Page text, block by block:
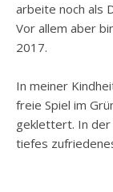
arbeite noch als
Vor allem aber
2017.
In meiner
freie Spiel im
geklettert. In der
tiefes